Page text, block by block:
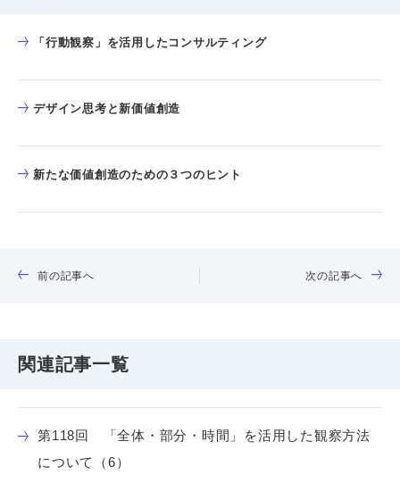
「行動観察」を活用したコンサルティング
デザイン思考と新価値創造
新たな価値創造のための３つのヒント
前の記事へ 次の記事へ
関連記事一覧
第118回 「全体・部分・時間」を活用した観察方法
について（6）